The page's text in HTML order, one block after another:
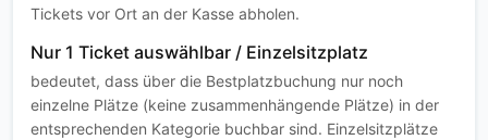
Tickets vor Ort an der Kasse abholen.
Nur 1 Ticket auswählbar / Einzelsitzplatz
bedeutet, dass über die Bestplatzbuchung nur noch
einzelne Plätze (keine zusammenhängende Plätze) in der
entsprechenden Kategorie buchbar sind. Einzelsitzplätze